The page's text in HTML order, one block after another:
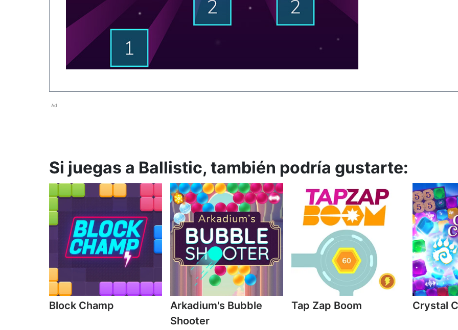
Ad
Si juegas a Ballistic, también podría gustarte:
Block Champ
Arkadium's Bubble
Shooter
Tap Zap Boom Crystal